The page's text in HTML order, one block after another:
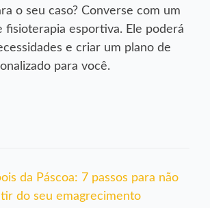
o seu caso? Converse com um
fisioterapia esportiva. Ele poderá
e criar um plano de
para você.
da Páscoa: 7 passos para não
do seu emagrecimento